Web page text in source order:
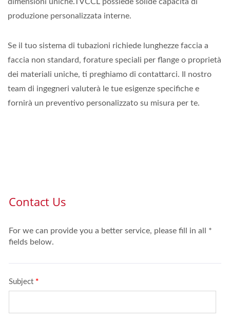
produzione personalizzata interne.
Se il tuo sistema di tubazioni richiede lunghezze faccia a
faccia non standard, forature speciali per flange o proprietà
dei materiali uniche, ti preghiamo di contattarci. Il nostro
team di ingegneri valuterà le tue esigenze specifiche e
fornirà un preventivo personalizzato su misura per te.